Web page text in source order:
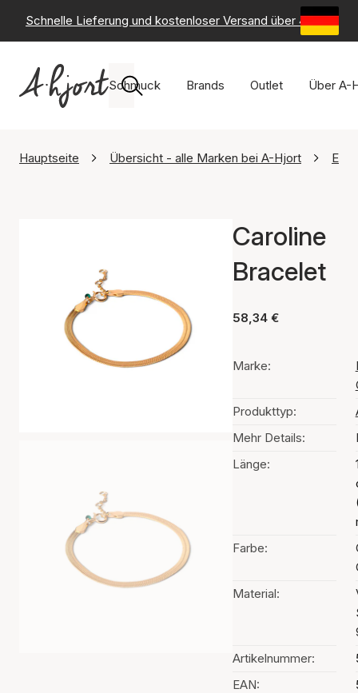
Schnelle Lieferung und kostenloser Versand über 49 € -
Schmuck Brands Outlet Über A-
Hauptseite Übersicht - alle Marken bei A-Hjort
Caroline
Bracelet
58,34 €
Marke:
Produkttyp:
Mehr Details:
Länge:
Farbe:
Material:
Artikelnummer:
EAN: